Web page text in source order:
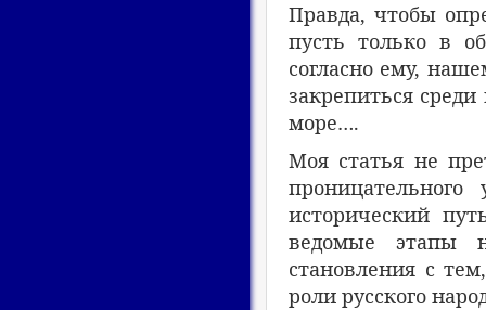
Правда, чтобы
пусть только в
согласно ему,
закрепиться
море….
Моя статья не
исторический
ведомые этапы
становления с
роли русского